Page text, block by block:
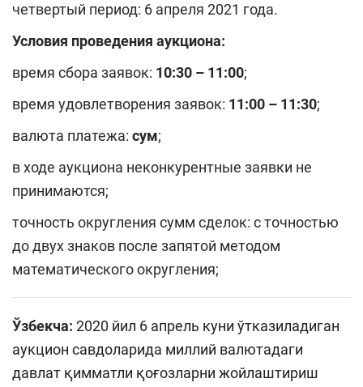
четвертый период: 6 апреля 2021 года.
Условия проведения аукциона:
время сбора заявок: 10:30 – 11:00;
время удовлетворения заявок: 11:00 – 11:30;
валюта платежа: сум;
в ходе аукциона неконкурентные заявки не
принимаются;
точность округления сумм сделок: с точностью
до двух знаков после запятой методом
математического округления;
Ўзбекча: 2020 йил 6 апрель куни ўтказиладиган
аукцион савдоларида миллий валютадаги
давлат қимматли қоғозларни жойлаштириш